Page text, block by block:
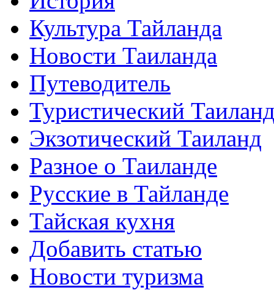
Культура Тайланда
Новости Таиланда
Путеводитель
Туристический
Экзотический Таиланд
Разное о Таиланде
Русские в Тайланде
Тайская кухня
Добавить статью
Новости туризма